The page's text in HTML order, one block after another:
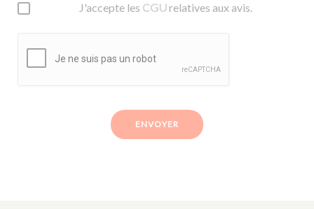
J'accepte les CGUrelatives aux avis.
ENVOYER